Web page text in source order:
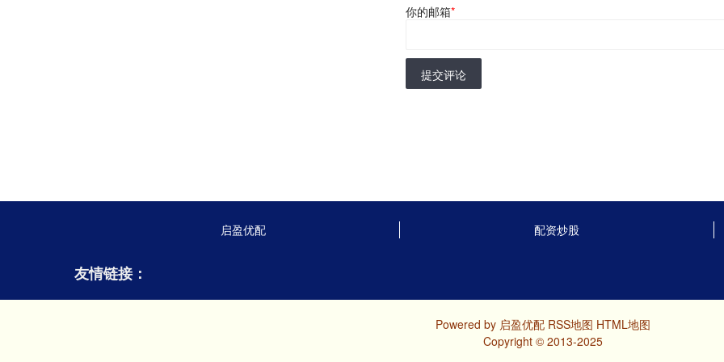
你的邮箱*
提交评论
启盈优配 配资炒股
友情链接：
Powered by 启盈优配 RSS地图 HTML地图
Copyright © 2013-2025